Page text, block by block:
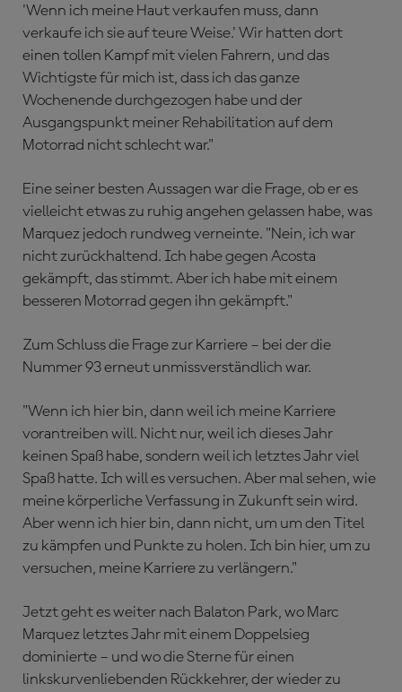
'Wenn ich meine Haut verkaufen muss, dann
verkaufe ich sie auf teure Weise.' Wir hatten dort
einen tollen Kampf mit vielen Fahrern, und das
Wichtigste für mich ist, dass ich das ganze
Wochenende durchgezogen habe und der
Ausgangspunkt meiner Rehabilitation auf dem
Motorrad nicht schlecht war."
Eine seiner besten Aussagen war die Frage, ob er es
vielleicht etwas zu ruhig angehen gelassen habe, was
Marquez jedoch rundweg verneinte. "Nein, ich war
nicht zurückhaltend. Ich habe gegen Acosta
gekämpft, das stimmt. Aber ich habe mit einem
besseren Motorrad gegen ihn gekämpft."
Zum Schluss die Frage zur Karriere – bei der die
Nummer 93 erneut unmissverständlich war.
"Wenn ich hier bin, dann weil ich meine Karriere
vorantreiben will. Nicht nur, weil ich dieses Jahr
keinen Spaß habe, sondern weil ich letztes Jahr viel
Spaß hatte. Ich will es versuchen. Aber mal sehen, wie
meine körperliche Verfassung in Zukunft sein wird.
Aber wenn ich hier bin, dann nicht, um um den Titel
zu kämpfen und Punkte zu holen. Ich bin hier, um zu
versuchen, meine Karriere zu verlängern."
Jetzt geht es weiter nach Balaton Park, wo Marc
Marquez letztes Jahr mit einem Doppelsieg
dominierte – und wo die Sterne für einen
linkskurvenliebenden Rückkehrer, der wieder zu